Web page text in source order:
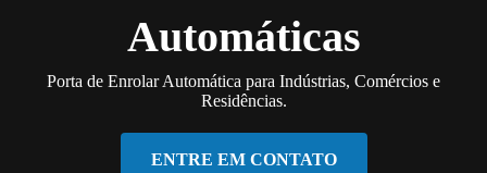
Automáticas
Porta de Enrolar Automática para Indústrias, Comércios e
Residências.
ENTRE EM CONTATO